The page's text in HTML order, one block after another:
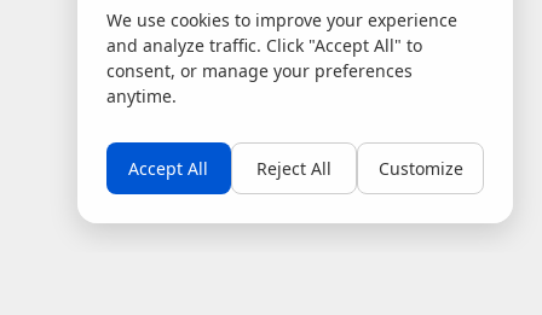
We use cookies to improve your experience
and analyze traffic. Click "Accept All" to
consent, or manage your preferences
anytime.
Accept All Reject All Customize